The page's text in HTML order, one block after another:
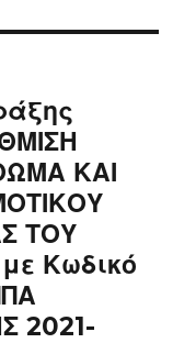
ΚΑΙ
ΤΟΥ
Κωδικό
2021-